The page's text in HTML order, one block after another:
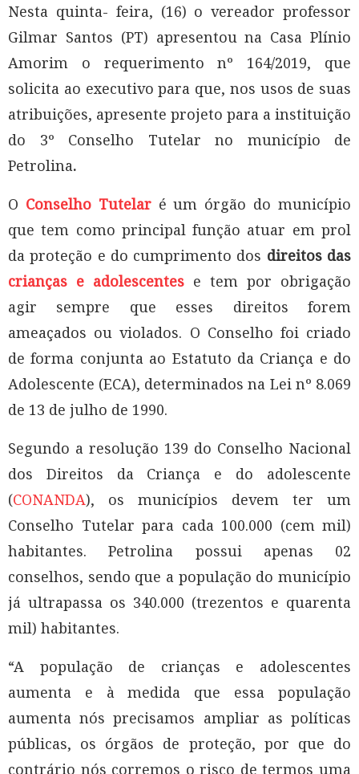
Nesta quinta- feira, (16) o vereador professor
Gilmar Santos (PT) apresentou na Casa Plínio
Amorim o requerimento nº 164/2019, que
solicita ao executivo para que, nos usos de suas
atribuições, apresente projeto para a instituição
do 3º Conselho Tutelar no município de
Petrolina.
O Conselho Tutelaré um órgão do município
que tem como principal função atuar em prol
da proteção e do cumprimento dos direitos das
crianças e adolescentes e tem por obrigação
agir sempre que esses direitos forem
ameaçados ou violados. O Conselho foi criado
de forma conjunta ao Estatuto da Criança e do
Adolescente (ECA), determinados na Lei nº 8.069
de 13 de julho de 1990.
Segundo a resolução 139 do Conselho Nacional
dos Direitos da Criança e do adolescente
(CONANDA), os municípios devem ter um
Conselho Tutelar para cada 100.000 (cem mil)
habitantes. Petrolina possui apenas 02
conselhos, sendo que a população do município
já ultrapassa os 340.000 (trezentos e quarenta
mil) habitantes.
“A população de crianças e adolescentes
aumenta e à medida que essa população
aumenta nós precisamos ampliar as políticas
públicas, os órgãos de proteção, por que do
contrário nós corremos o risco de termos uma